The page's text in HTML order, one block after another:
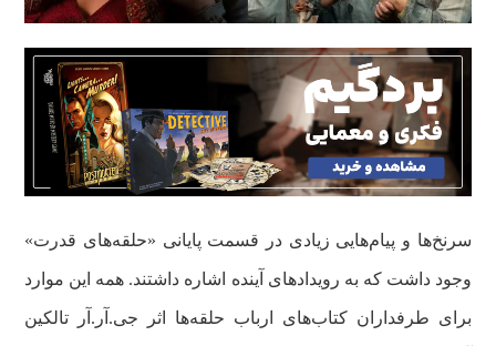
سرنخ‌ها و پیام‌هایی زیادی در قسمت پایانی «حلقه‌های قدرت»
وجود داشت که به رویدادهای آینده اشاره داشتند. همه این‌ موارد
برای طرفداران کتاب‌های ارباب حلقه‌ها اثر جی.آر.آر تالکین